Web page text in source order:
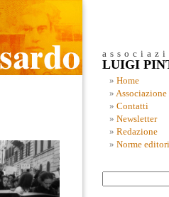
LUIGI
Home
Associazione
Contatti
Newsletter
Redazione
Norme